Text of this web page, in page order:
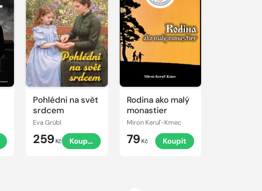
Pohlédni na svět
srdcem
Eva Grübl
259 Kč Koupit
Rodina ako malý
monastier
Miron Keruľ-Kmec
79 Kč Koupit